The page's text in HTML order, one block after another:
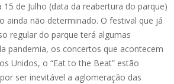
15 de Julho (data da reabertura do parque)
ainda não determinado. O festival que já
regular do parque terá algumas
pandemia, os concertos que acontecem
Unidos, o “Eat to the Beat” estão
ser inevitável a aglomeração das